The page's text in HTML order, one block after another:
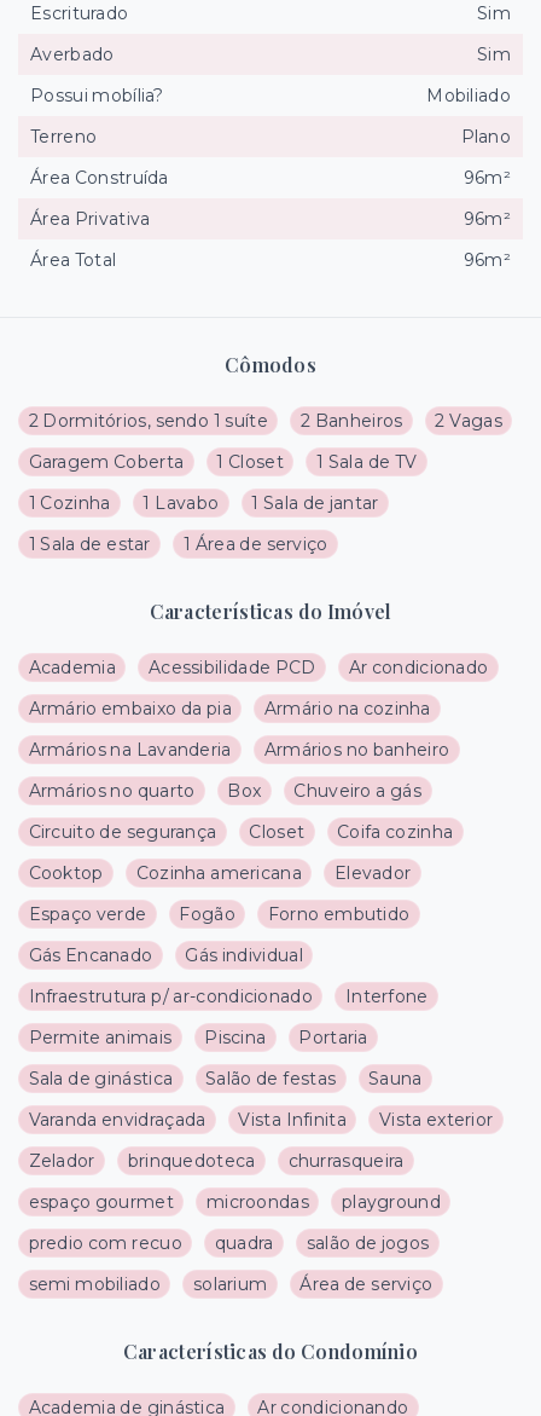
Cômodos
2 Dormitórios, sendo 1 suíte 2 Banheiros
2 Vagas
Garagem Coberta
1 Closet
1 Sala de TV
1 Cozinha
1 Lavabo
1 Sala de jantar
1 Sala de estar
1 Área de serviço
Características do Imóvel
Academia Acessibilidade PCD
Ar condicionado
Armário embaixo da pia
Armário na cozinha
Armários na Lavanderia
Armários no banheiro
Armários no quarto
Box
Chuveiro a gás
Circuito de segurança
Closet
Coifa cozinha
Cooktop
Cozinha americana
Elevador
Espaço verde
Fogão
Forno embutido
Gás Encanado
Gás individual
Infraestrutura p/ ar-condicionado
Interfone
Permite animais
Piscina
Portaria
Sala de ginástica
Salão de festas
Sauna
Varanda envidraçada
Vista Infinita
Vista exterior
Zelador
brinquedoteca
churrasqueira
espaço gourmet
microondas
playground
predio com recuo
quadra
salão de jogos
semi mobiliado
solarium Área de serviço
Características do Condomínio
Academia de ginástica Ar condicionando
Escriturado
Sim
Averbado
Sim
Possui mobília?
Mobiliado
Terreno
Plano
Área Construída
96m²
Área Privativa
96m²
Área Total
96m²